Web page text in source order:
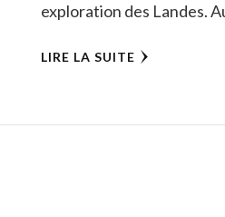
exploration des Landes.
LIRE LA SUITE